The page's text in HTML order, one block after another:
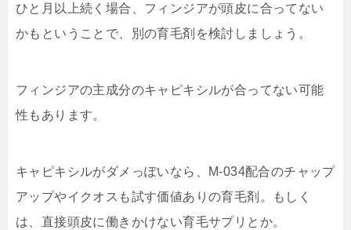
ひと月以上続く場合、フィンジアが頭皮に合ってない
かもということで、別の育毛剤を検討しましょう。
フィンジアの主成分のキャピキシルが合ってない可能
性もあります。
キャピキシルがダメっぽいなら、M-034配合のチャップ
アップやイクオスも試す価値ありの育毛剤。もしく
は、直接頭皮に働きかけない育毛サプリとか。